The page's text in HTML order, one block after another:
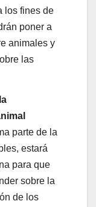
los fines de
poner a
animales y
las
parte de la
estará
para que
sobre la
de los